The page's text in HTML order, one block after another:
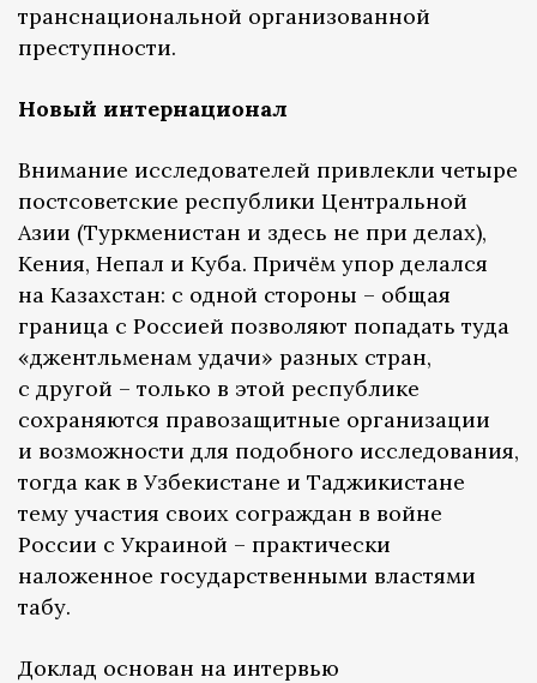
транснациональной организованной
преступности.
Новый интернационал
Внимание исследователей привлекли четыре
постсоветские республики Центральной
Азии (Туркменистан и здесь не при делах),
Кения, Непал и Куба. Причём упор делался
на Казахстан: с одной стороны – общая
граница с Россией позволяют попадать туда
«джентльменам удачи» разных стран,
с другой – только в этой республике
сохраняются правозащитные организации
и возможности для подобного исследования,
тогда как в Узбекистане и Таджикистане
тему участия своих сограждан в войне
России с Украиной – практически
наложенное государственными властями
табу.
Доклад основан на интервью